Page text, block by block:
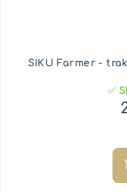
SIKU Farmer -
✅